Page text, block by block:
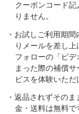
クーポンコード
りません。
・お試しご利用期
りメールを差し
フォローの「ビ
まった際の補償
ビスを体験いただ
・返品されずその
金・送料は無料で